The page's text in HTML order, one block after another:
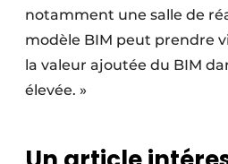
notamment une salle de
modèle BIM peut prendre
la valeur ajoutée du BIM
élevée. »